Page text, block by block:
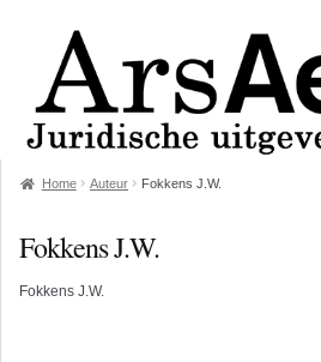
Home Auteur Fokkens J.W.
Fokkens J.W.
Fokkens J.W.